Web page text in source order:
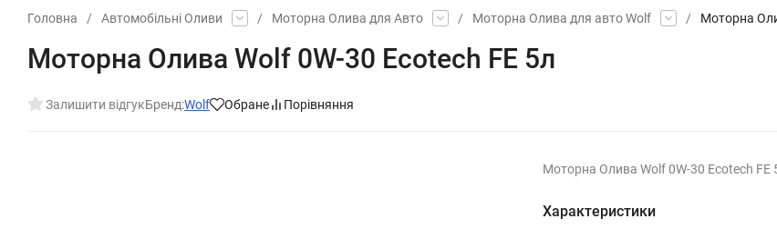
Головна / Автомобільні Оливи / Моторна Олива для Авто / Моторна Олива для авто Wolf / Моторна
Моторна Олива Wolf 0W-30 Ecotech FE 5л
Залишити відгукБренд:Wolf Обране Порівняння
Моторна Олива Wolf 0W-30 Ecotech FE
Характеристики